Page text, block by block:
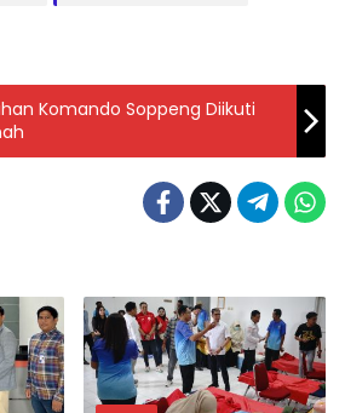
Komando Soppeng Diikuti